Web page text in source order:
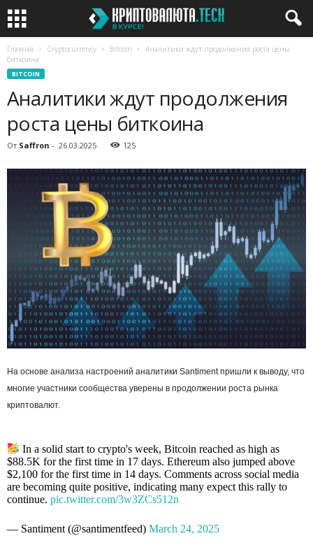
Главная Cryptocurrency Bitcoin
Аналитики ждут продолжения роста цены
биткоина
BITCOIN
Аналитики ждут продолжения
роста цены биткоина
От Saffron - 26.03.2025 125
На основе анализа настроений аналитики Santiment пришли к выводу, что
многие участники сообщества уверены в продолжении роста рынка
криптовалют.
In a solid start to crypto's week, Bitcoin reached as high as
$88.5K for the first time in 17 days. Ethereum also jumped above
$2,100 for the first time in 14 days. Comments across social media
are becoming quite positive, indicating many expect this rally to
continue. pic.twitter.com/3w3ZCs512n
— Santiment (@santimentfeed) March 24, 2025